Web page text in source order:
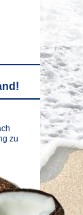
zu